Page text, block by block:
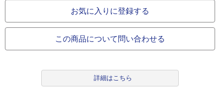
お気に入りに登録する
この商品について問い合わせる
詳細はこちら